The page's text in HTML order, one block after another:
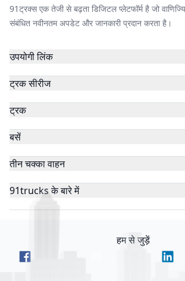
91ट्रक्स एक तेजी से बढ़ता डिजिटल प्लेटफॉर्म है जो
संबंधित नवीनतम अपडेट और जानकारी प्रदान करता है।
उपयोगी लिंक
ट्रक सीरीज
ट्रक
बसें
तीन चक्का वाहन
91trucks के बारे में
हम से जुड़ें